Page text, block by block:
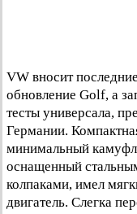
VW вносит
обновление Golf, а
тесты универсала,
Германии.
минимальный
оснащенный
колпаками, имел
двигатель. Слегка